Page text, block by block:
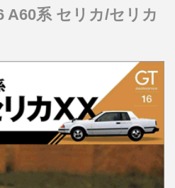
A60系 セリカ/セリカ